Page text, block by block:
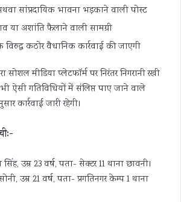
सांप्रदायिक भावना भड़काने वाली पोस्ट
या अशांति फैलाने वाली सामग्री
कठोर वैधानिक कार्रवाई की जाएगी
सोशल मीडिया प्लेटफॉर्म पर निरंतर निगरानी रखी
ऐसी गतिविधियों में संलिप्त पाए जाने वाले
कार्रवाई जारी रहेगी।
उम्र 23 वर्ष, पता- सेक्टर 11 थाना छावनी।
उम्र 21 वर्ष, पता- प्रगतिनगर केम्प 1 थाना